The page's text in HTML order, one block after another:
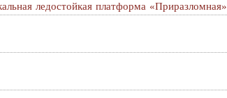
ледостойкая платформа «Приразломная»